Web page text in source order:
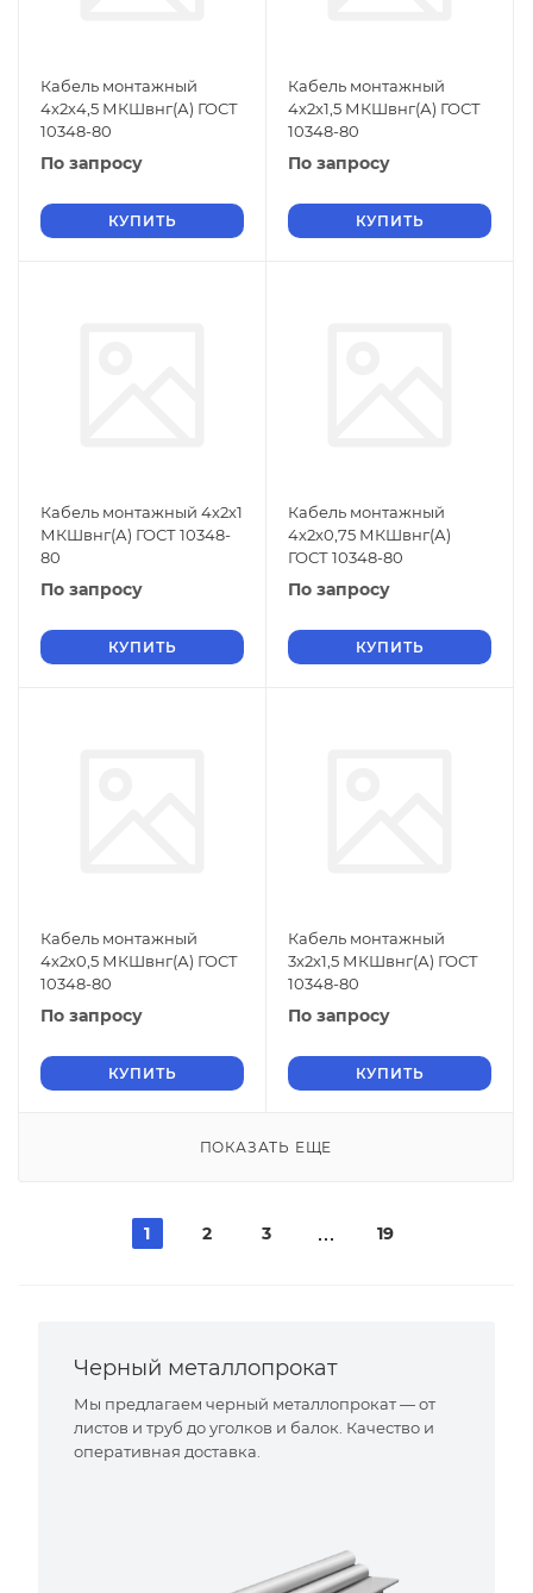
Кабель монтажный
4х2х4,5 МКШвнг(А) ГОСТ
10348-80
По запросу
КУПИТЬ
Кабель монтажный
4х2х1,5 МКШвнг(А) ГОСТ
10348-80
По запросу
КУПИТЬ
Кабель монтажный 4х2х1
МКШвнг(А) ГОСТ 10348-
80
По запросу
КУПИТЬ
Кабель монтажный
4х2х0,75 МКШвнг(А)
ГОСТ 10348-80
По запросу
КУПИТЬ
Кабель монтажный
4х2х0,5 МКШвнг(А) ГОСТ
10348-80
По запросу
КУПИТЬ
Кабель монтажный
3х2х1,5 МКШвнг(А) ГОСТ
10348-80
По запросу
КУПИТЬ
ПОКАЗАТЬ ЕЩЕ
1 2 3 19
Черный металлопрокат
Мы предлагаем черный металлопрокат — от
листов и труб до уголков и балок. Качество и
оперативная доставка.